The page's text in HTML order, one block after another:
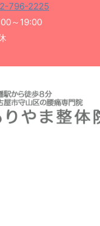
796-2225
～19:00